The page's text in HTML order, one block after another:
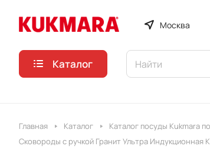
Москва
Каталог
Главная Каталог Каталог посуды Kukmara
Сковороды с ручкой Гранит Ультра Индукционная